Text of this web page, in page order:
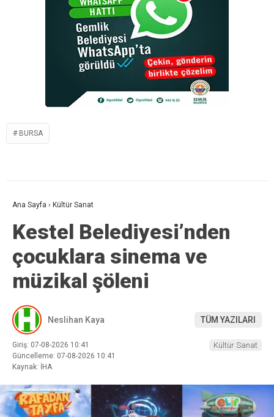
BURSA
Ana Sayfa › Kültür Sanat
Kestel Belediyesi’nden
çocuklara sinema ve
müzikal şöleni
Neslihan Kaya TÜM YAZILARI
Giriş: 07-08-2026 10:41
Güncelleme: 07-08-2026 10:41
Kaynak: İHA
Kültür Sanat